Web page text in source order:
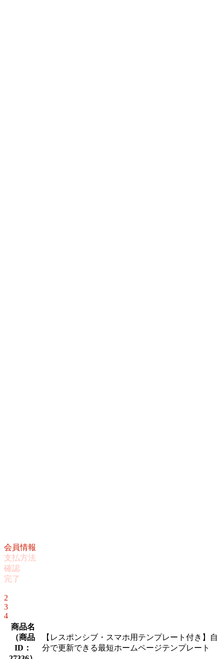
会員情報
支払方法
確認
完了
2
3
4
商品名
（商品
ID：
【レスポンシブ・スマホ用テンプレート付き】自
分で更新できる最短ホームページテンプレート